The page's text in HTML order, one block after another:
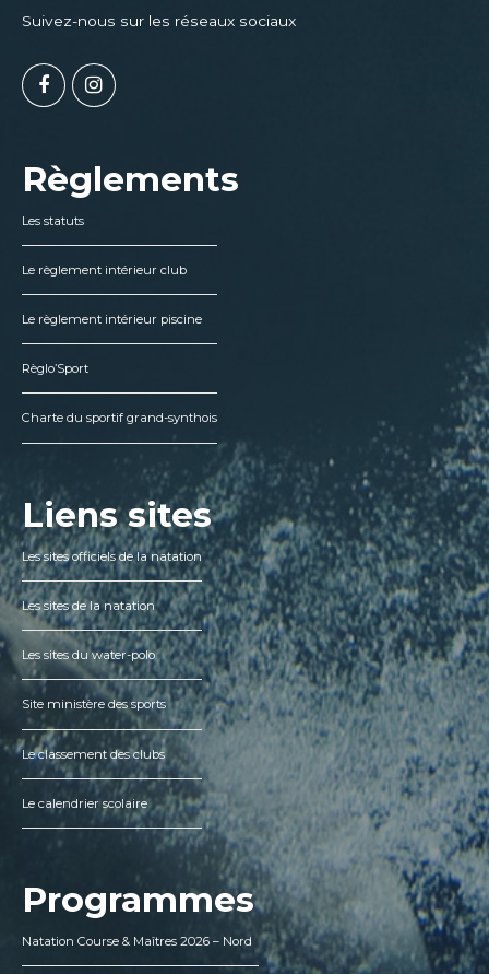
Suivez-nous sur les réseaux sociaux
Règlements
Les statuts
Le règlement intérieur club
Le règlement intérieur piscine
Règlo’Sport
Charte du sportif grand-synthois
Liens sites
Les sites officiels de la natation
Les sites de la natation
Les sites du water-polo
Site ministère des sports
Le classement des clubs
Le calendrier scolaire
Programmes
Natation Course & Maîtres 2026 – Nord